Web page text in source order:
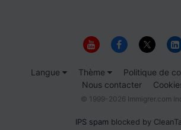
Langue Thème
Politique de
Nous contacter
© 1999-2026 Immigrer.com
IPS spam blocked by